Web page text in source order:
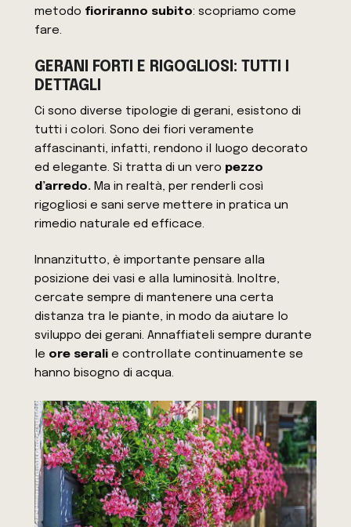
metodo fioriranno subito: scopriamo come
fare.
GERANI FORTI E RIGOGLIOSI: TUTTI I
DETTAGLI
Ci sono diverse tipologie di gerani, esistono di
tutti i colori. Sono dei fiori veramente
affascinanti, infatti, rendono il luogo decorato
ed elegante. Si tratta di un vero pezzo
d’arredo. Ma in realtà, per renderli così
rigogliosi e sani serve mettere in pratica un
rimedio naturale ed efficace.
Innanzitutto, è importante pensare alla
posizione dei vasi e alla luminosità. Inoltre,
cercate sempre di mantenere una certa
distanza tra le piante, in modo da aiutare lo
sviluppo dei gerani. Annaffiateli sempre durante
le ore serali e controllate continuamente se
hanno bisogno di acqua.